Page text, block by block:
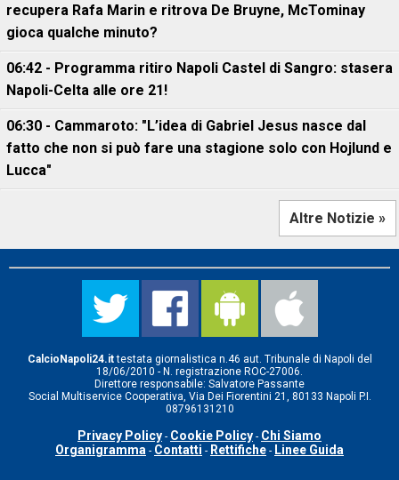
recupera Rafa Marin e ritrova De Bruyne, McTominay
gioca qualche minuto?
06:42 - Programma ritiro Napoli Castel di Sangro: stasera
Napoli-Celta alle ore 21!
06:30 - Cammaroto: "L’idea di Gabriel Jesus nasce dal
fatto che non si può fare una stagione solo con Hojlund e
Lucca"
Altre Notizie »
CalcioNapoli24.ittestata giornalistica n.46 aut. Tribunale di Napoli del
18/06/2010 - N. registrazione ROC-27006.
Direttore responsabile: Salvatore Passante
Social Multiservice Cooperativa, Via Dei Fiorentini 21, 80133 Napoli P.I.
08796131210
Privacy Policy - Cookie Policy - Chi Siamo
Organigramma - Contatti - Rettifiche - Linee Guida